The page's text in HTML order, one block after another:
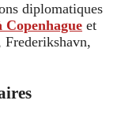
diplomatiques
Copenhague et
Frederikshavn,